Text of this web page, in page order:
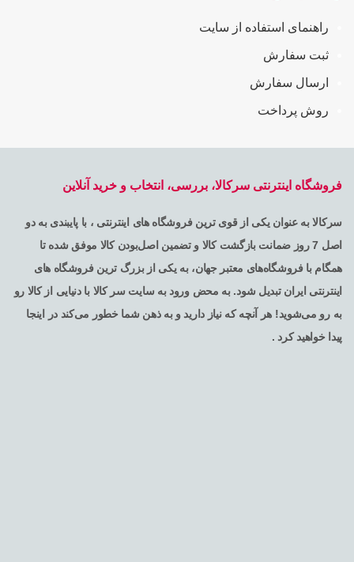
راهنمای استفاده از سایت
ثبت سفارش
ارسال سفارش
روش پرداخت
فروشگاه اینترنتی سرکالا، بررسی، انتخاب و خرید آنلاین
سرکالا به عنوان یکی از قوی ترین فروشگاه های اینترنتی ، با پایبندی به دو
اصل 7 روز ضمانت بازگشت کالا و تضمین اصل‌بودن کالا موفق شده تا
همگام با فروشگاه‌های معتبر جهان، به یکی از بزرگ ترین فروشگاه های
اینترنتی ایران تبدیل شود. به محض ورود به سایت سر کالا با دنیایی از کالا رو
به رو می‌شوید! هر آنچه که نیاز دارید و به ذهن شما خطور می‌کند در اینجا
پیدا خواهید کرد .